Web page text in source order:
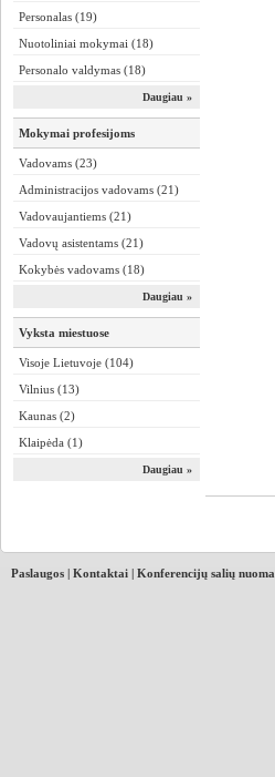
Personalas (19)
Nuotoliniai mokymai (18)
Personalo valdymas (18)
Daugiau »
Mokymai profesijoms
Vadovams (23)
Administracijos vadovams (21)
Vadovaujantiems (21)
Vadovų asistentams (21)
Kokybės vadovams (18)
Daugiau »
Vyksta miestuose
Visoje Lietuvoje (104)
Vilnius (13)
Kaunas (2)
Klaipėda (1)
Daugiau »
Paslaugos | Kontaktai | Konferencijų salių nuoma